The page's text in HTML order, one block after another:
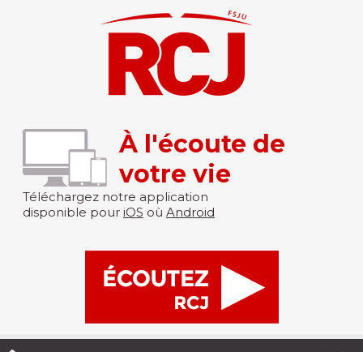
À l'écoute de
votre vie
Téléchargez notre application
disponible pour iOS où Android